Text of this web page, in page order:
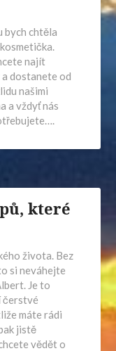
bych chtěla
najít
dostanete od
našimi
a vždyť nás
které
života. Bez
si neváhejte
Je to
čerstvé
máte rádi
jistě
vědět o